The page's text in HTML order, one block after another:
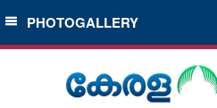
SECTIONS
HOME
PHOTOGALLERY